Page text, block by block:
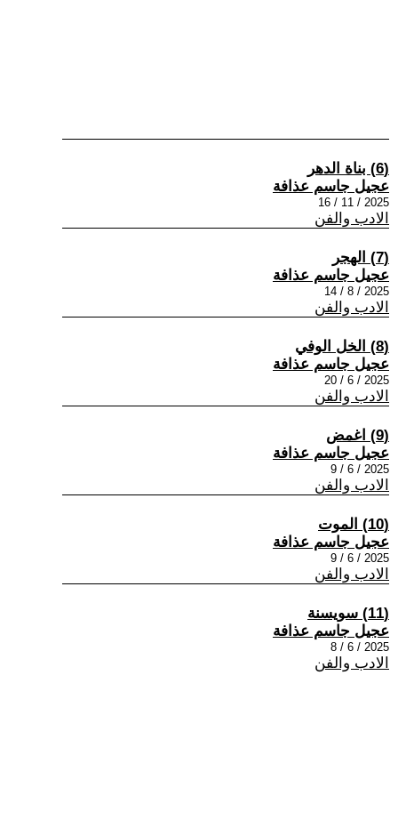
(6) بناة الدهر
عجيل جاسم عذافة
2025 / 11 / 16
الادب والفن
(7) الهجر
عجيل جاسم عذافة
2025 / 8 / 14
الادب والفن
(8) الخل الوفي
عجيل جاسم عذافة
2025 / 6 / 20
الادب والفن
(9) اغمض
عجيل جاسم عذافة
2025 / 6 / 9
الادب والفن
(10) الموت
عجيل جاسم عذافة
2025 / 6 / 9
الادب والفن
(11) سويسنة
عجيل جاسم عذافة
2025 / 6 / 8
الادب والفن